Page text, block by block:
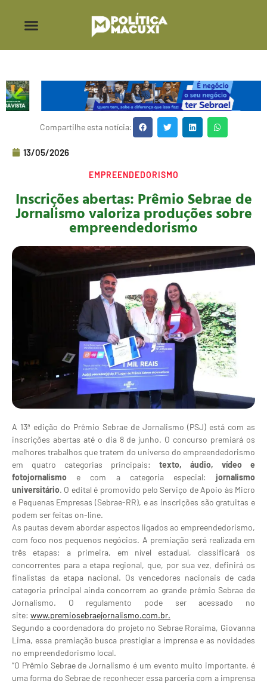
Compartilhe esta notícia:
13/05/2026
EMPREENDEDORISMO
Inscrições abertas: Prêmio Sebrae de
Jornalismo valoriza produções sobre
empreendedorismo
A 13ª edição do Prêmio Sebrae de Jornalismo (PSJ) está com as
inscrições abertas até o dia 8 de junho. O concurso premiará os
melhores trabalhos que tratem do universo do empreendedorismo
em quatro categorias principais: texto, áudio, vídeo e
fotojornalismo e com a categoria especial:jornalismo
universitário. O edital é promovido pelo Serviço de Apoio às Micro
e Pequenas Empresas (Sebrae-RR), e as inscrições são gratuitas e
podem ser feitas on-line.
As pautas devem abordar aspectos ligados ao empreendedorismo,
com foco nos pequenos negócios. A premiação será realizada em
três etapas: a primeira, em nível estadual, classificará os
concorrentes para a etapa regional, que, por sua vez, definirá os
finalistas da etapa nacional. Os vencedores nacionais de cada
categoria principal ainda concorrem ao grande prêmio Sebrae de
Jornalismo. O regulamento pode ser acessado no
site: www.premiosebraejornalismo.com.br.
Segundo a coordenadora do projeto no Sebrae Roraima, Giovanna
Lima, essa premiação busca prestigiar a imprensa e as novidades
no empreendedorismo local.
‘’O Prêmio Sebrae de Jornalismo é um evento muito importante, é
uma forma do Sebrae de reconhecer essa parceria com a imprensa